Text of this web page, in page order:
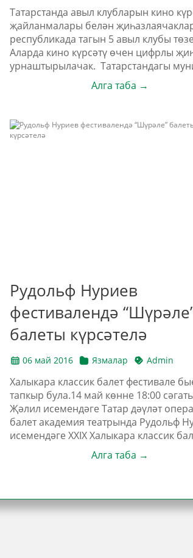
Татарстанда авыл клубларын кино
җайланмалары белән
республикада тагын 5 авыл клубы
Аларда кино күрсәтү өчен цифрлы
урнаштырылачак. Татарстандагы
Алга таба →
Рудольф Нуриев
фестивалендә
балеты күрсәтелә
06 май 2016 Язмалар Admin
Халыкара классик балет фестивале
тапкыр була.14 май көнне 18:00
Җәлил исемендәге Татар дәүләт
балет академия театрында Рудольф
исемендәге XXIX Халыкара классик
Алга таба →